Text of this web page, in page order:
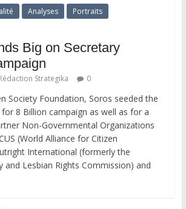
Analyses
Portraits
Big on Secretary
Strategika 0
Society Foundation, Soros seeded the
8 Billion campaign as well as for a
Non-Governmental Organizations
(World Alliance for Citizen
International (formerly the
and Lesbian Rights Commission) and